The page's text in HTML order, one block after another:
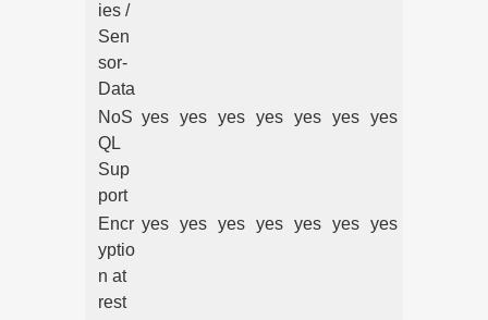
ies /
Sen
sor-
Data
NoS
QL
Sup
port
yes yes yes yes yes yes yes
Encr
yptio
n at
rest
yes yes yes yes yes yes yes